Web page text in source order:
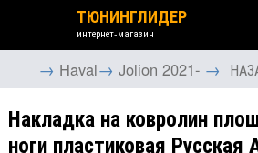
ТЮНИНГЛИДЕР
интернет-магазин
→ Haval→ Jolion 2021-→
Накладка на ковролин
ноги пластиковая Русская